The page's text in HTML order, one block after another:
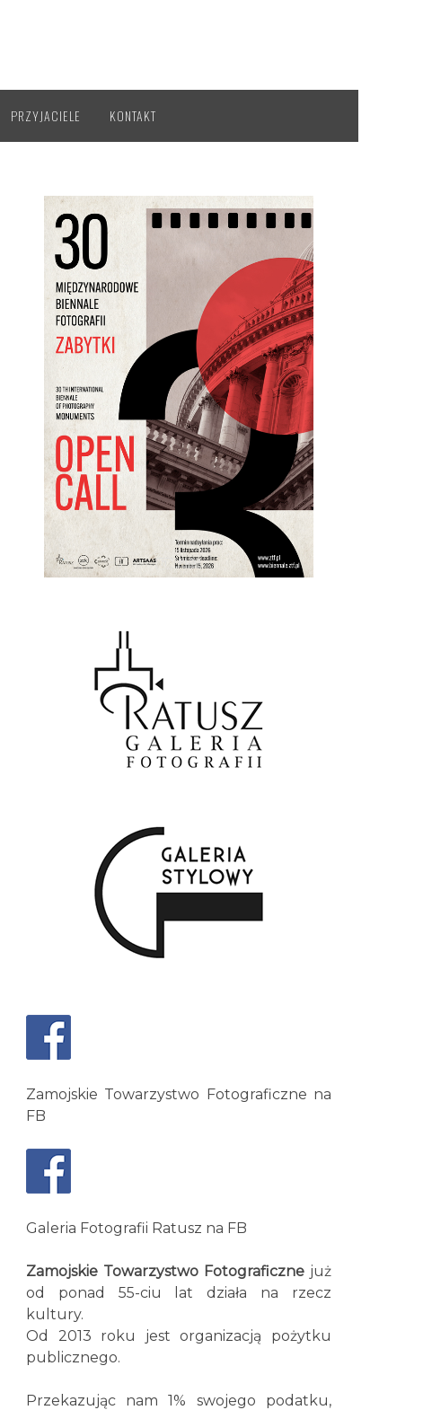
PRZYJACIELE KONTAKT
Zamojskie Towarzystwo Fotograficzne na
FB
Galeria Fotografii Ratusz na FB
Zamojskie Towarzystwo Fotograficzne już
od ponad 55-ciu lat działa na rzecz
kultury.
Od 2013 roku jest organizacją pożytku
publicznego.
Przekazując nam 1% swojego podatku,